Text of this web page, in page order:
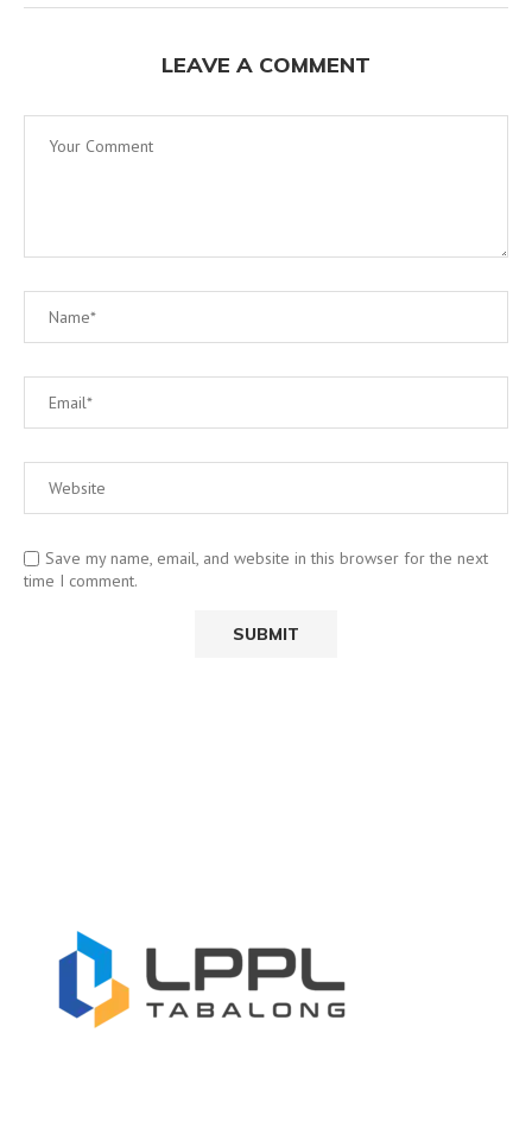
LEAVE A COMMENT
Save my name, email, and website in this browser for the next
time I comment.